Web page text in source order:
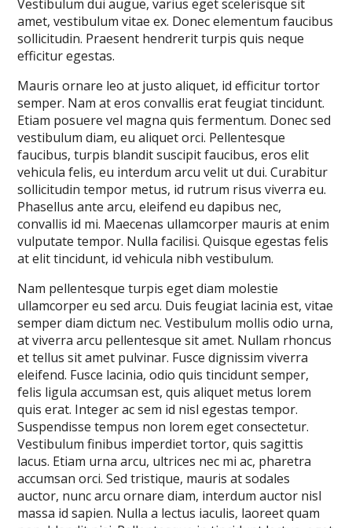
Vestibulum dui augue, varius eget scelerisque sit
amet, vestibulum vitae ex. Donec elementum faucibus
sollicitudin. Praesent hendrerit turpis quis neque
efficitur egestas.
Mauris ornare leo at justo aliquet, id efficitur tortor
semper. Nam at eros convallis erat feugiat tincidunt.
Etiam posuere vel magna quis fermentum. Donec sed
vestibulum diam, eu aliquet orci. Pellentesque
faucibus, turpis blandit suscipit faucibus, eros elit
vehicula felis, eu interdum arcu velit ut dui. Curabitur
sollicitudin tempor metus, id rutrum risus viverra eu.
Phasellus ante arcu, eleifend eu dapibus nec,
convallis id mi. Maecenas ullamcorper mauris at enim
vulputate tempor. Nulla facilisi. Quisque egestas felis
at elit tincidunt, id vehicula nibh vestibulum.
Nam pellentesque turpis eget diam molestie
ullamcorper eu sed arcu. Duis feugiat lacinia est, vitae
semper diam dictum nec. Vestibulum mollis odio urna,
at viverra arcu pellentesque sit amet. Nullam rhoncus
et tellus sit amet pulvinar. Fusce dignissim viverra
eleifend. Fusce lacinia, odio quis tincidunt semper,
felis ligula accumsan est, quis aliquet metus lorem
quis erat. Integer ac sem id nisl egestas tempor.
Suspendisse tempus non lorem eget consectetur.
Vestibulum finibus imperdiet tortor, quis sagittis
lacus. Etiam urna arcu, ultrices nec mi ac, pharetra
accumsan orci. Sed tristique, mauris at sodales
auctor, nunc arcu ornare diam, interdum auctor nisl
massa id sapien. Nulla a lectus iaculis, laoreet quam